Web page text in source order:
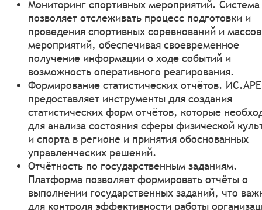
Мониторинг спортивных мероприятий. Система
позволяет отслеживать процесс подготовки и
проведения спортивных соревнований и
мероприятий, обеспечивая своевременное
получение информации о ходе событий и
возможность оперативного реагирования.
Формирование статистических отчётов.
предоставляет инструменты для создания
статистических форм отчётов, которые
для анализа состояния сферы физической
и спорта в регионе и принятия обоснованных
управленческих решений.
Отчётность по государственным заданиям.
Платформа позволяет формировать отчёты о
выполнении государственных заданий, что
для контроля эффективности работы